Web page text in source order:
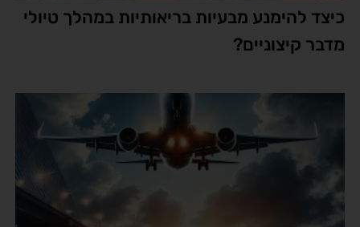
כיצד להימנע מבעיות בריאותיות במהלך טיולי
מדבר קיצוניים?